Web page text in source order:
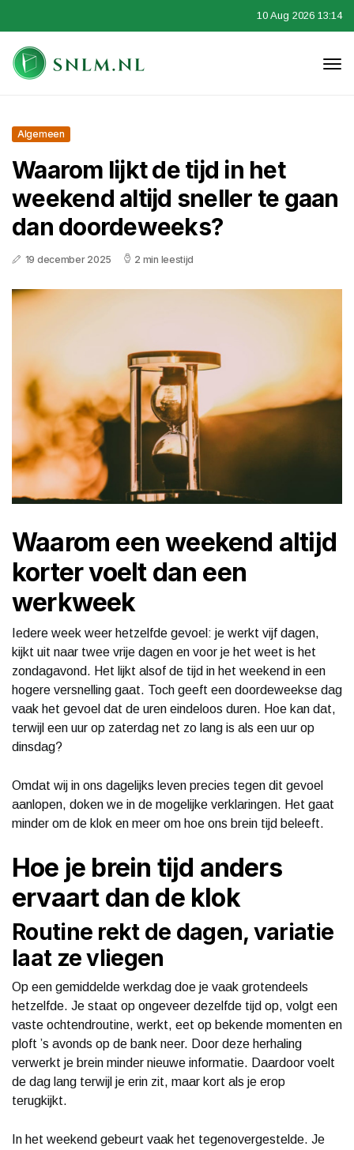
10 Aug 2026 13:14
Algemeen
Waarom lijkt de tijd in het
weekend altijd sneller te gaan
dan doordeweeks?
19 december 2025 2 min leestijd
Waarom een weekend altijd
korter voelt dan een
werkweek
Iedere week weer hetzelfde gevoel: je werkt vijf dagen,
kijkt uit naar twee vrije dagen en voor je het weet is het
zondagavond. Het lijkt alsof de tijd in het weekend in een
hogere versnelling gaat. Toch geeft een doordeweekse dag
vaak het gevoel dat de uren eindeloos duren. Hoe kan dat,
terwijl een uur op zaterdag net zo lang is als een uur op
dinsdag?
Omdat wij in ons dagelijks leven precies tegen dit gevoel
aanlopen, doken we in de mogelijke verklaringen. Het gaat
minder om de klok en meer om hoe ons brein tijd beleeft.
Hoe je brein tijd anders
ervaart dan de klok
Routine rekt de dagen, variatie
laat ze vliegen
Op een gemiddelde werkdag doe je vaak grotendeels
hetzelfde. Je staat op ongeveer dezelfde tijd op, volgt een
vaste ochtendroutine, werkt, eet op bekende momenten en
ploft ’s avonds op de bank neer. Door deze herhaling
verwerkt je brein minder nieuwe informatie. Daardoor voelt
de dag lang terwijl je erin zit, maar kort als je erop
terugkijkt.
In het weekend gebeurt vaak het tegenovergestelde. Je